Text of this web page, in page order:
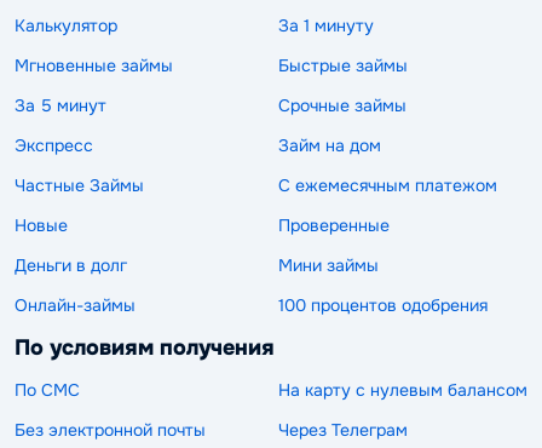
Калькулятор
За 1 минуту
Мгновенные займы
Быстрые займы
За 5 минут
Срочные займы
Экспресс
Займ на дом
Частные Займы
С ежемесячным платежом
Новые
Проверенные
Деньги в долг
Мини займы
Онлайн-займы
100 процентов одобрения
По условиям получения
По СМС
На карту с нулевым балансом
Без электронной почты
Через Телеграм